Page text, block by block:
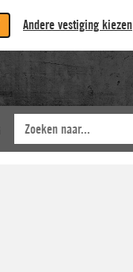
Andere vestiging kiezen